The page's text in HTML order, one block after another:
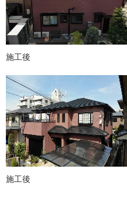
施工後
施工後